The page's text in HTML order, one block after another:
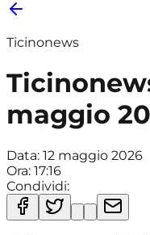
Ticinonews
maggio
Data: 12 maggio 2026
Ora: 17:16
Condividi: